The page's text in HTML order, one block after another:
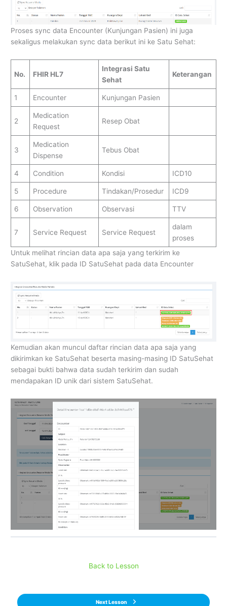
Proses sync data Encounter (Kunjungan Pasien) ini juga
sekaligus melakukan sync data berikut ini ke Satu Sehat:
No. FHIR HL7
Integrasi Satu
Sehat
Keterangan
1 Encounter Kunjungan Pasien
2
Medication
Request
Resep Obat
3
Medication
Dispense
Tebus Obat
4 Condition Kondisi ICD10
5 Procedure Tindakan/Prosedur ICD9
6 Observation Observasi TTV
7 Service Request Service Request
dalam
proses
Untuk melihat rincian data apa saja yang terkirim ke
SatuSehat, klik pada ID SatuSehat pada data Encounter
Kemudian akan muncul daftar rincian data apa saja yang
dikirimkan ke SatuSehat beserta masing-masing ID SatuSehat
sebagai bukti bahwa data sudah terkirim dan sudah
mendapakan ID unik dari sistem SatuSehat.
Back to Lesson
Next Lesson